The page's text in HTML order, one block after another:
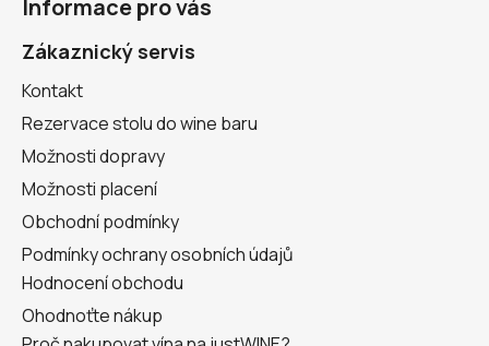
Informace pro vás
Zákaznický servis
Kontakt
Rezervace stolu do wine baru
Možnosti dopravy
Možnosti placení
Obchodní podmínky
Podmínky ochrany osobních údajů
Hodnocení obchodu
Ohodnoťte nákup